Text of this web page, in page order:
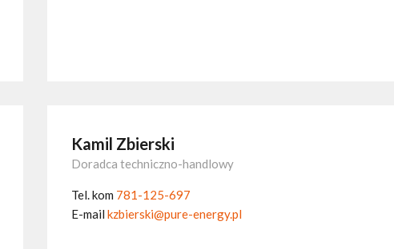
Kamil Zbierski
Doradca techniczno-handlowy
Tel. kom 781-125-697
E-mail kzbierski@pure-energy.pl